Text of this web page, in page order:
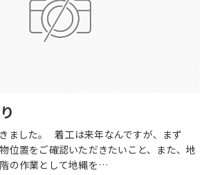
ました。 着工は来年なんですが、まず
位置をご確認いただきたいこと、また、地
の作業として地縄を…